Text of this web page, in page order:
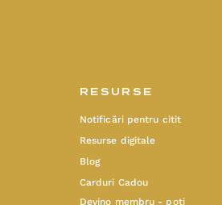
RESURSE
Notificări pentru citit
Resurse digitale
Blog
Carduri Cadou
Devino membru - poți